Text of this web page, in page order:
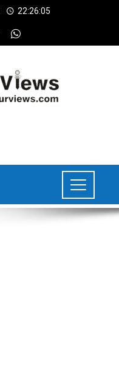
22:26:07